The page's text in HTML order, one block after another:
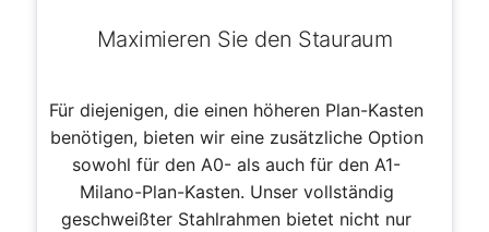
Maximieren Sie den Stauraum
Für diejenigen, die einen höheren Plan-Kasten
benötigen, bieten wir eine zusätzliche Option
sowohl für den A0- als auch für den A1-
Milano-Plan-Kasten. Unser vollständig
geschweißter Stahlrahmen bietet nicht nur